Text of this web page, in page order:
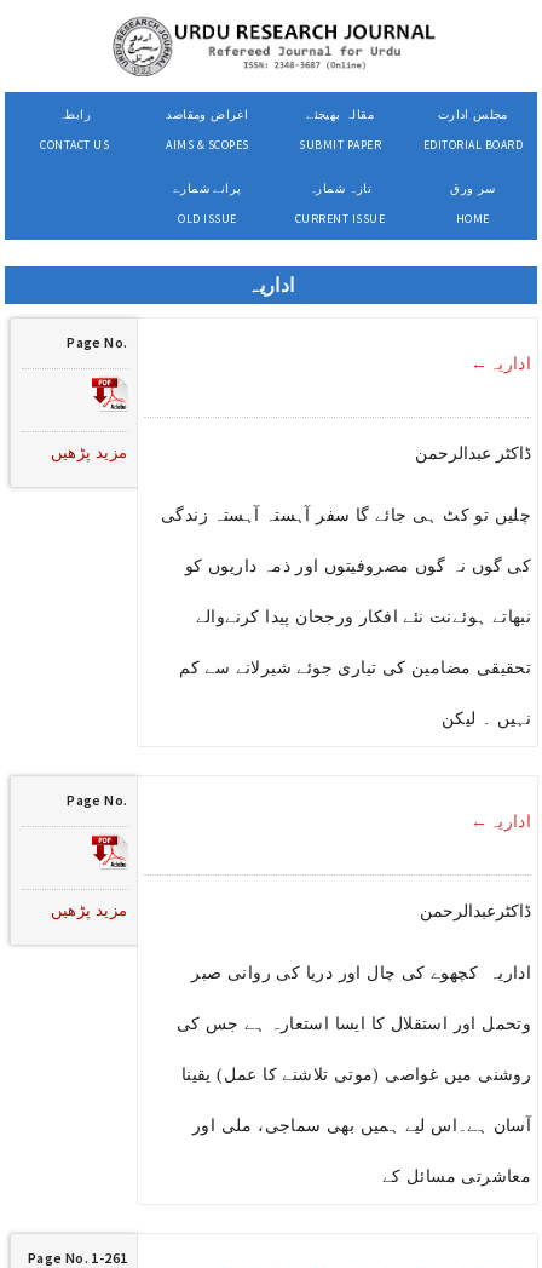
رابطہ
CONTACT US
اغراض ومقاصد
AIMS & SCOPES
مقالہ بھیجئے
SUBMIT PAPER
مجلس ادارت
EDITORIAL BOARD
پرانے شمارے
OLD ISSUE
تازہ شمارہ
CURRENT ISSUE
سر ورق
HOME
اداریہ
اداریہ←
ڈاکٹر عبدالرحمن
چلیں تو کٹ ہی جائے گا سفر آہستہ آہستہ زندگی
کی گوں نہ گوں مصروفیتوں اور ذمہ داریوں کو
نبھاتے ہوئےنت نئے افکار ورجحان پیدا کرنےوالے
تحقیقی مضامین کی تیاری جوئے شیرلانے سے کم
نہیں ۔ لیکن
Page No.
مزید پڑھیں
اداریہ←
ڈاکٹرعبدالرحمن
اداریہ کچھوے کی چال اور دریا کی روانی صبر
وتحمل اور استقلال کا ایسا استعارہ ہے جس کی
روشنی میں غواصی (موتی تلاشنے کا عمل) یقینا
آسان ہے۔اس لیے ہمیں بھی سماجی، ملی اور
معاشرتی مسائل کے
Page No.
مزید پڑھیں
Page No. 1-261